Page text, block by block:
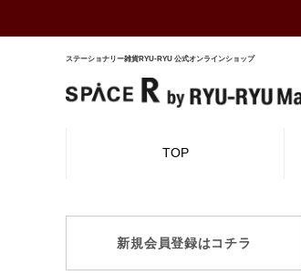
ステーショナリー雑貨RYU-RYU 公式オンラインショップ
TOP
新規会員登録はコチラ